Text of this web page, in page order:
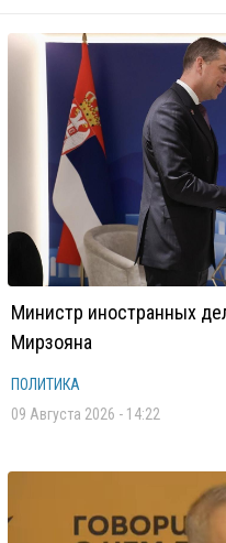
Министр иностранных
Мирзояна
ПОЛИТИКА
09 Августа 2026 - 14:22